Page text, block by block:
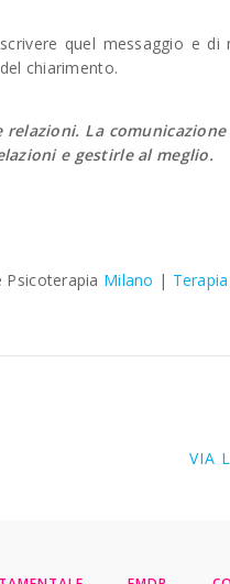
quel messaggio e di
chiarimento.
La
e gestirle al meglio.
Psicoterapia Milano |
VIA